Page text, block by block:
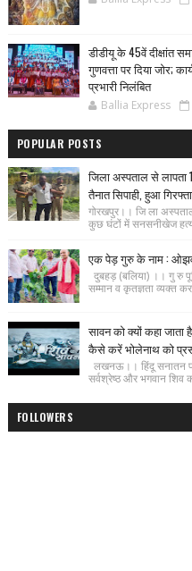
डीडीयू के 45वें दीक्षांत
गुणवत्ता पर दिया जोर;
प्रभारी निलंबित
Ballia Express
POPULAR POSTS
जिला अस्पताल से लापता
तैनात सिपाही, हुआ
गोरखपुर।। जि ला
कुछ घंटों में सनसनीखेज
एक पेड़ गुरु के नाम :
दुबहड़ (बलिया) ।। गु रु
सम्मान व कृतज्ञता व्यक्त
सावन को क्यों कहा जाता
कैसे करें भोलेनाथ को
लखनऊ।। हिंदू सनातन
सर्वश्रेष्ठ और भगवान शिव
FOLLOWERS